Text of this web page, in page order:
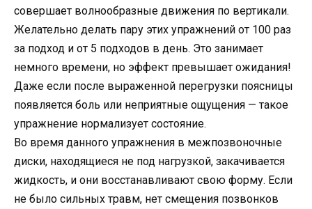
совершает волнообразные движения по вертикали.
Желательно делать пару этих упражнений от 100 раз
за подход и от 5 подходов в день. Это занимает
немного времени, но эффект превышает ожидания!
Даже если после выраженной перегрузки поясницы
появляется боль или неприятные ощущения — такое
упражнение нормализует состояние.
Во время данного упражнения в межпозвоночные
диски, находящиеся не под нагрузкой, закачивается
жидкость, и они восстанавливают свою форму. Если
не было сильных травм, нет смещения позвонков